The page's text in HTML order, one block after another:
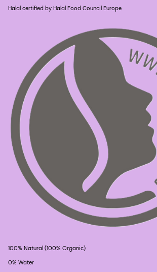
Halal certified by Halal Food Council Europe
100% Natural (100% Organic)
0% Water